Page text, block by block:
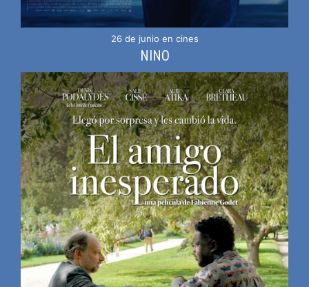
26 de junio en cines
NINO